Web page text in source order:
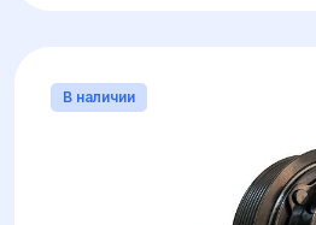
В наличии